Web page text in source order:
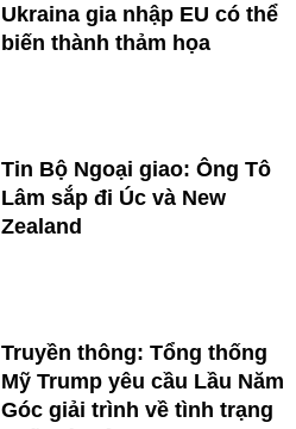
Ukraina gia nhập EU có thể
biến thành thảm họa
Tin Bộ Ngoại giao: Ông Tô
Lâm sắp đi Úc và New
Zealand
Truyền thông: Tổng thống
Mỹ Trump yêu cầu Lầu Năm
Góc giải trình về tình trạng